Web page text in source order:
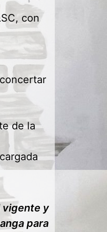
con
de la
vigente y
para